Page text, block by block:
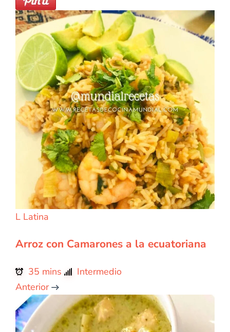
L Latina
Arroz con Camarones a la ecuatoriana
35 mins
Intermedio
Anterior